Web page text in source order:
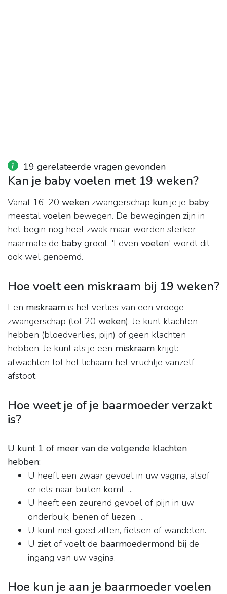
19 gerelateerde vragen gevonden
Kan je baby voelen met 19 weken?
Vanaf 16-20 weken zwangerschap kun je je baby
meestal voelen bewegen. De bewegingen zijn in
het begin nog heel zwak maar worden sterker
naarmate de baby groeit. 'Leven voelen' wordt dit
ook wel genoemd.
Hoe voelt een miskraam bij 19 weken?
Een miskraam is het verlies van een vroege
zwangerschap (tot 20 weken). Je kunt klachten
hebben (bloedverlies, pijn) of geen klachten
hebben. Je kunt als je een miskraam krijgt:
afwachten tot het lichaam het vruchtje vanzelf
afstoot.
Hoe weet je of je baarmoeder verzakt
is?
U kunt 1 of meer van de volgende klachten
hebben:
U heeft een zwaar gevoel in uw vagina, alsof
er iets naar buiten komt. ...
U heeft een zeurend gevoel of pijn in uw
onderbuik, benen of liezen. ...
U kunt niet goed zitten, fietsen of wandelen.
U ziet of voelt de baarmoedermond bij de
ingang van uw vagina.
Hoe kun je aan je baarmoeder voelen